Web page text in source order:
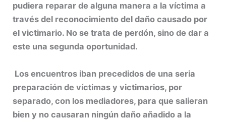
pudiera reparar de alguna manera a la víctima a
través del reconocimiento del daño causado por
el victimario. No se trata de perdón, sino de dar a
este una segunda oportunidad.
Los encuentros iban precedidos de una seria
preparación de víctimas y victimarios, por
separado, con los mediadores, para que salieran
bien y no causaran ningún daño añadido a la